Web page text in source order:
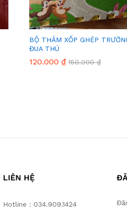
BỘ THẢM XỐP GHÉP
ĐUA THÚ
120.000 ₫ 150.000₫
120.000 ₫ 150.000₫
LIÊN HỆ
Hotline : 034.909.1424